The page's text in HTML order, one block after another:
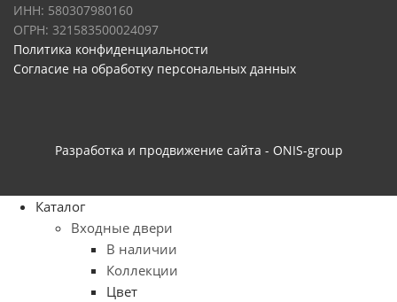
ИНН: 580307980160
ОГРН: 321583500024097
Политика конфиденциальности
Согласие на обработку персональных данных
Разработка и продвижение сайта - ONIS-group
Каталог
Входные двери
В наличии
Коллекции
Цвет